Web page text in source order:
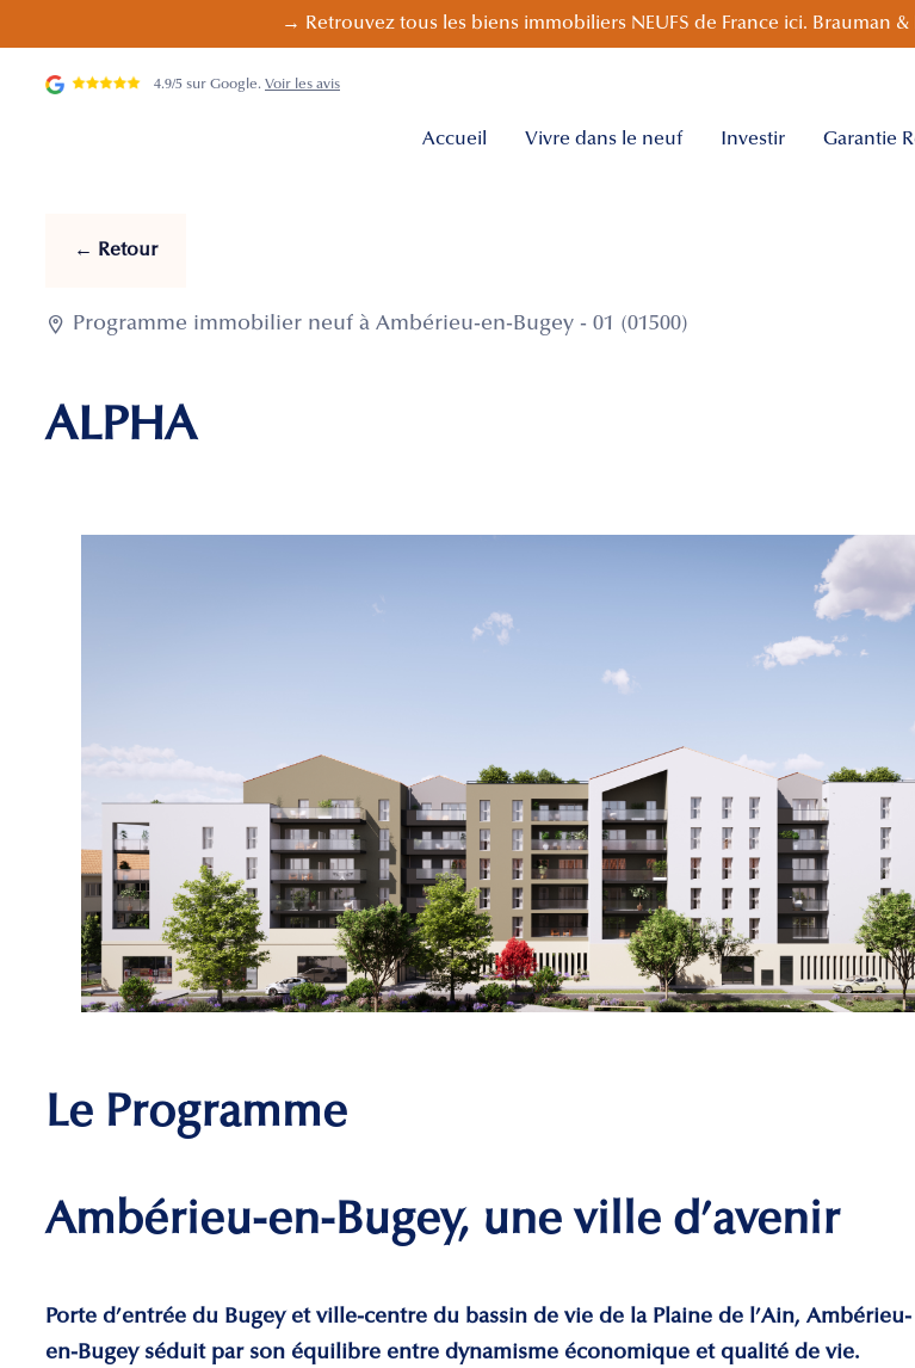
→ Retrouvez tous les biens immobiliers NEUFS de France ici. Brauman
4.9/5 sur Google. Voir les avis
Accueil Vivre dans le neuf Investir Garantie
← Retour
 Programme immobilier neuf à Ambérieu-en-Bugey - 01 (01500)
ALPHA
Le Programme
Ambérieu-en-Bugey, une ville d’avenir
Porte d’entrée du Bugey et ville-centre du bassin de vie de la Plaine de l’Ain, Ambérieu-
en-Bugey séduit par son équilibre entre dynamisme économique et qualité de vie.